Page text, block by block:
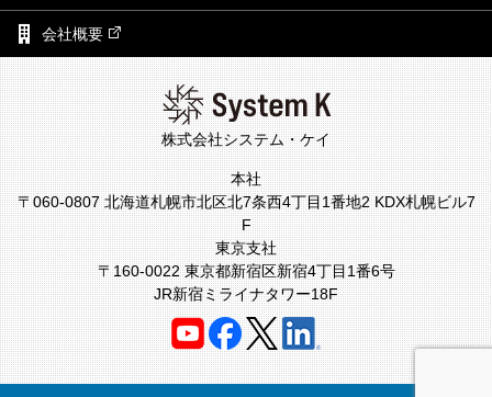
会社概要
株式会社システム・ケイ
本社
〒060-0807 北海道札幌市北区北7条西4丁目1番地2 KDX札幌ビル7
F
東京支社
〒160-0022 東京都新宿区新宿4丁目1番6号
JR新宿ミライナタワー18F